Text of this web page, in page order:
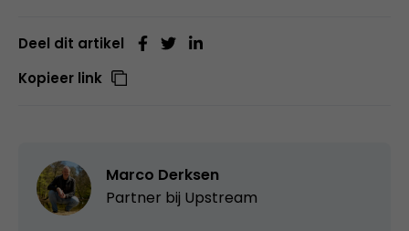
Deel dit artikel
Kopieer link
Marco Derksen
Partner bij Upstream